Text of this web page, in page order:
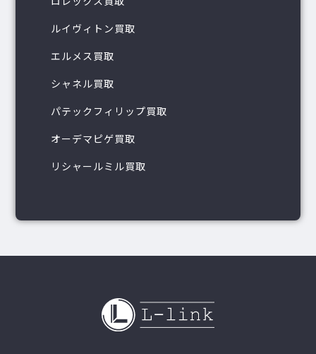
ルイヴィトン買取
エルメス買取
シャネル買取
パテックフィリップ買取
オーデマピゲ買取
リシャールミル買取